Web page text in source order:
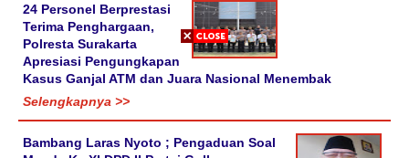
24 Personel Berprestasi
Terima Penghargaan,
Polresta Surakarta
Apresiasi Pengungkapan
Kasus Ganjal ATM dan Juara Nasional Menembak
Selengkapnya >>
Bambang Laras Nyoto ; Pengaduan Soal